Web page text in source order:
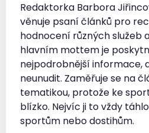
Redaktorka Barbora
věnuje psaní článků pro
hodnocení různých služeb
hlavním mottem je
nejpodrobnější informace,
neunudit. Zaměřuje se na
tematikou, protože ke
blízko. Nejvíc ji to vždy
sportům nebo dostihům.